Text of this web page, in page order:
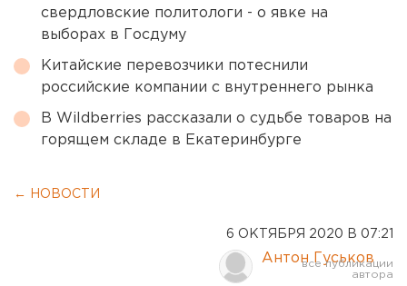
свердловские политологи - о явке на
выборах в Госдуму
Китайские перевозчики потеснили
российские компании с внутреннего рынка
В Wildberries рассказали о судьбе товаров на
горящем складе в Екатеринбурге
← НОВОСТИ
6 ОКТЯБРЯ 2020 В 07:21
Антон Гуськов